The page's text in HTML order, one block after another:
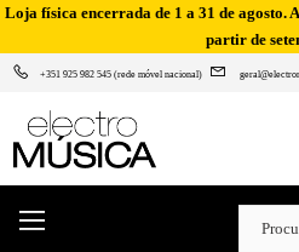
Loja física encerrada de 1 a 31 de agosto.
partir de
+351 925 982 545 (rede móvel nacional)